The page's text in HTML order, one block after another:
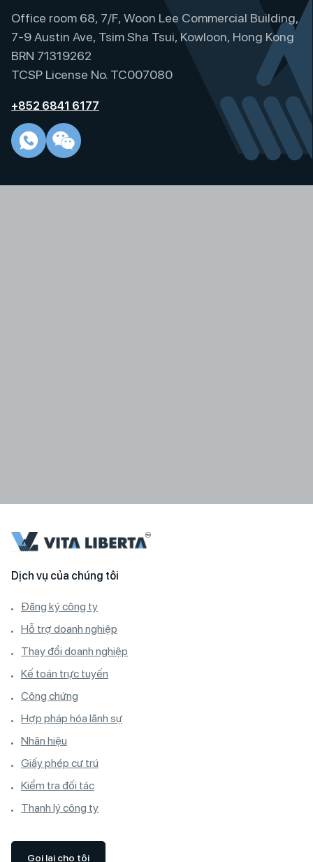
Office room 68, 7/F, Woon Lee Commercial Building,
7-9 Austin Ave, Tsim Sha Tsui, Kowloon, Hong Kong
BRN 71319262
TCSP License No. TC007080
+852 6841 6177
Dịch vụ của chúng tôi
Đăng ký công ty
Hỗ trợ doanh nghiệp
Thay đổi doanh nghiệp
Kế toán trực tuyến
Công chứng
Hợp pháp hóa lãnh sự
Nhãn hiệu
Giấy phép cư trú
Kiểm tra đối tác
Thanh lý công ty
Gọi lại cho tôi